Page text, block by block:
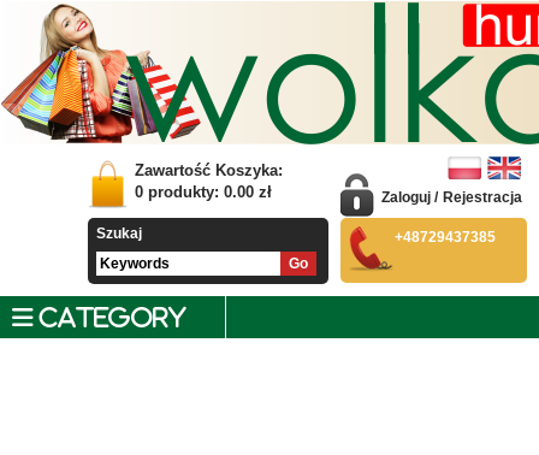
Zawartość Koszyka:
0 produkty: 0.00 zł
Szukaj
Zaloguj / Rejestracja
+48729437385
CATEGORY